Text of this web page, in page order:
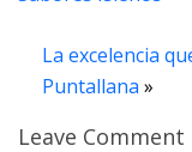
La excelencia
Puntallana »
Leave Comment